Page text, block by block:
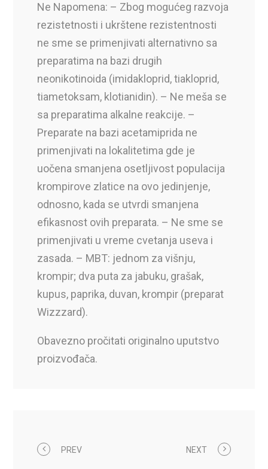
Ne Napomena: – Zbog mogućeg razvoja
rezistetnosti i ukrštene rezistentnosti
ne sme se primenjivati alternativno sa
preparatima na bazi drugih
neonikotinoida (imidakloprid, tiakloprid,
tiametoksam, klotianidin). – Ne meša se
sa preparatima alkalne reakcije. –
Preparate na bazi acetamiprida ne
primenjivati na lokalitetima gde je
uočena smanjena osetljivost populacija
krompirove zlatice na ovo jedinjenje,
odnosno, kada se utvrdi smanjena
efikasnost ovih preparata. – Ne sme se
primenjivati u vreme cvetanja useva i
zasada. – MBT: jednom za višnju,
krompir; dva puta za jabuku, grašak,
kupus, paprika, duvan, krompir (preparat
Wizzzard).
Obavezno pročitati originalno uputstvo
proizvođača.
PREV NEXT